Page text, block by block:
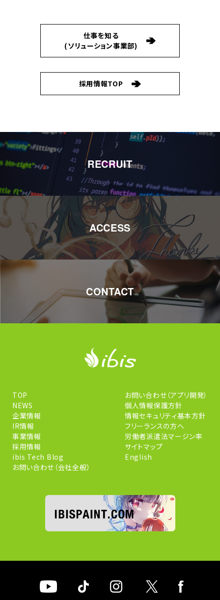
仕事を知る
(ソリューション事業部)
採用情報TOP
RECRUIT
ACCESS
CONTACT
TOP
NEWS
企業情報
IR情報
事業情報
採用情報
ibis Tech Blog
お問い合わせ（会社全般）
お問い合わせ（アプリ開発）
個人情報保護方針
情報セキュリティ基本方針
フリーランスの方へ
労働者派遣法マージン率
サイトマップ
English